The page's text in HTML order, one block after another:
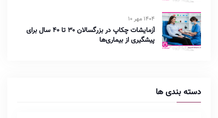
1404 مهر 10
آزمایشات چکاپ در بزرگسالان ۳۰ تا ۴۰ سال برای
پیشگیری از بیماری‌ها
دسته بندی ها